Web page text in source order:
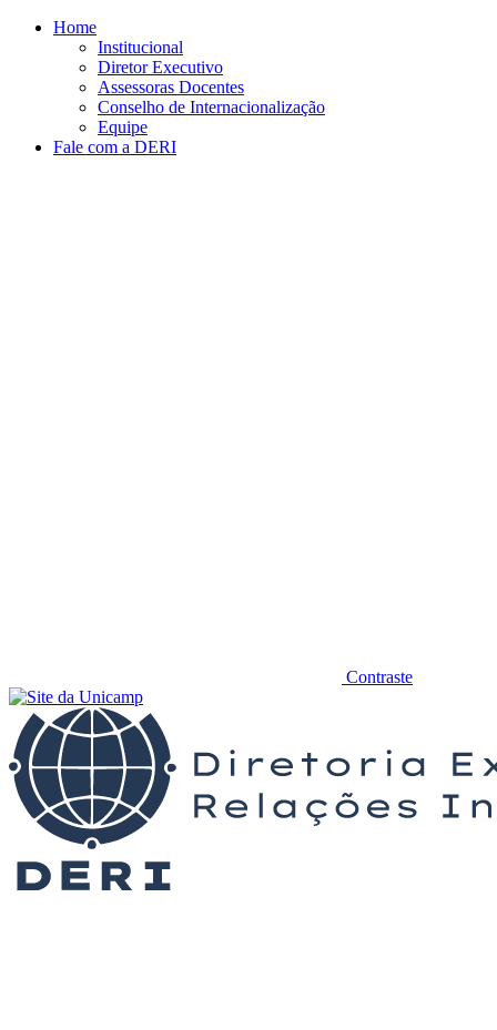
Conteúdo principal
Home
Institucional
Diretor Executivo
Assessoras Docentes
Conselho de Internacionalização
Equipe
Fale com a DERI
Contraste